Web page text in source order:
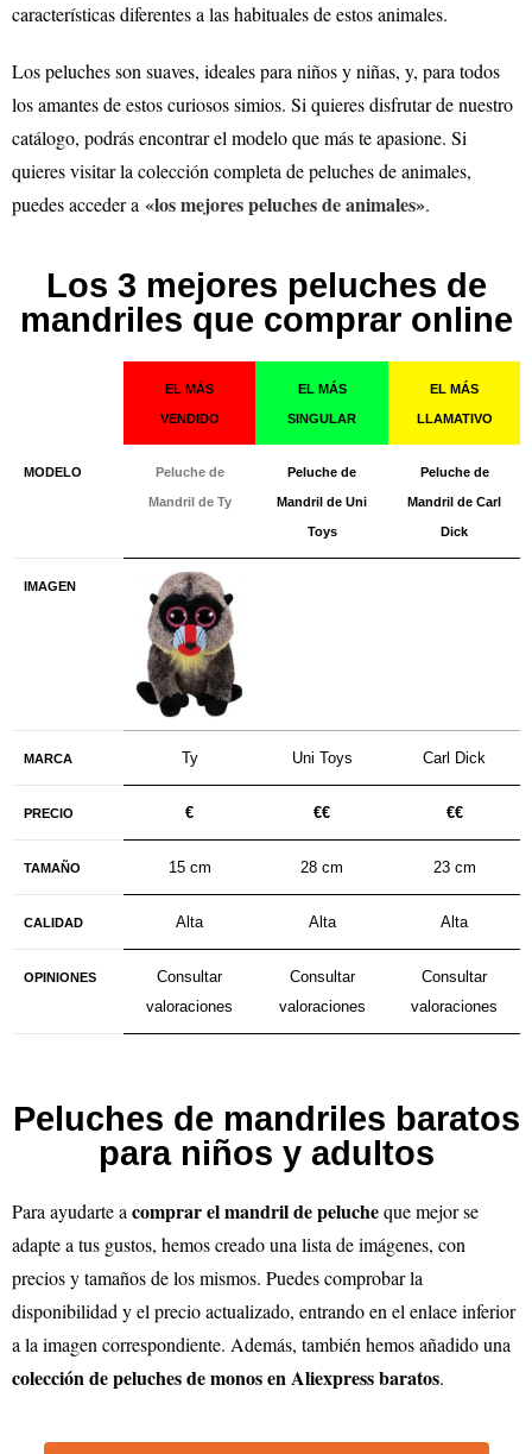
características diferentes a las habituales de estos animales.
Los peluches son suaves, ideales para niños y niñas, y, para todos
los amantes de estos curiosos simios. Si quieres disfrutar de nuestro
catálogo, podrás encontrar el modelo que más te apasione. Si
quieres visitar la colección completa de peluches de animales,
puedes acceder a «los mejores peluches de animales».
Los 3 mejores peluches de
mandriles que comprar online
EL MÁS
VENDIDO
EL MÁS
SINGULAR
EL MÁS
LLAMATIVO
MODELO Peluche de
Mandril de Ty
Peluche de
Mandril de Uni
Toys
Peluche de
Mandril de Carl
Dick
IMAGEN
MARCA Ty Uni Toys Carl Dick
PRECIO € €€ €€
TAMAÑO 15 cm 28 cm 23 cm
CALIDAD Alta Alta Alta
OPINIONES
Consultar
valoraciones
Consultar
valoraciones
Consultar
valoraciones
Peluches de mandriles baratos
para niños y adultos
Para ayudarte a comprar el mandril de pelucheque mejor se
adapte a tus gustos, hemos creado una lista de imágenes, con
precios y tamaños de los mismos. Puedes comprobar la
disponibilidad y el precio actualizado, entrando en el enlace inferior
a la imagen correspondiente. Además, también hemos añadido una
colección de peluches de monos en Aliexpress baratos.